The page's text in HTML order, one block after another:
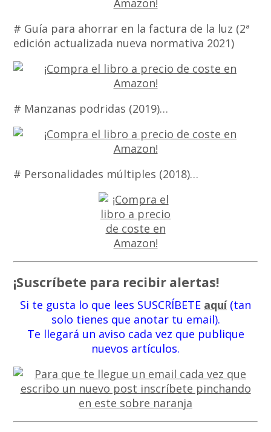
# Guía para ahorrar en la factura de la luz (2ª
edición actualizada nueva normativa 2021)
# Manzanas podridas (2019)…
# Personalidades múltiples (2018)…
¡Suscríbete para recibir alertas!
Si te gusta lo que lees SUSCRÍBETE aquí(tan
solo tienes que anotar tu email).
Te llegará un aviso cada vez que publique
nuevos artículos.